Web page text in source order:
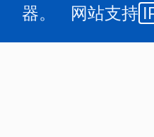
器。 网站支持